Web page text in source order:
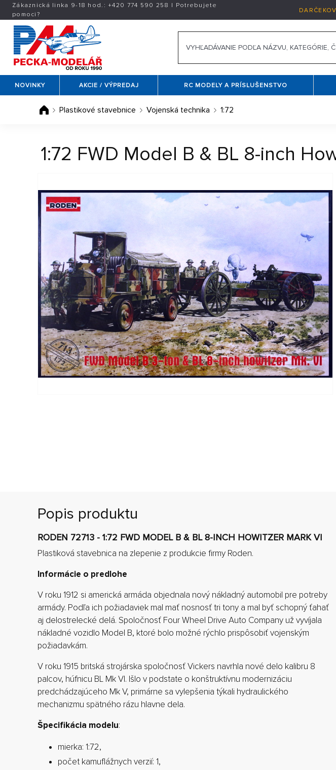
Zákaznická linka 9-18 hod.:+420 774 590 258 | Potrebujete
pomoci?
NOVINKY AKCIE / VÝPREDAJ RC MODELY A PRÍSLUŠENSTVO
Plastikové stavebnice Vojenská technika 1:72
1:72 FWD Model B & BL 8-inch
Popis produktu
RODEN 72713 - 1:72 FWD MODEL B & BL 8-INCH HOWITZER MARK VI
Plastiková stavebnica na zlepenie z produkcie firmy Roden.
Informácie o predlohe
V roku 1912 si americká armáda objednala nový nákladný automobil pre potreby
armády. Podľa ich požiadaviek mal mať nosnosť tri tony a mal byť schopný ťahať
aj delostrelecké delá. Spoločnosť Four Wheel Drive Auto Company už vyvíjala
nákladné vozidlo Model B, ktoré bolo možné rýchlo prispôsobiť vojenským
požiadavkám.
V roku 1915 britská strojárska spoločnosť Vickers navrhla nové delo kalibru 8
palcov, húfnicu BL Mk VI. Išlo v podstate o konštruktívnu modernizáciu
predchádzajúceho Mk V, primárne sa vylepšenia týkali hydraulického
mechanizmu spätného rázu hlavne dela.
Špecifikácia modelu:
mierka: 1:72,
počet kamuflážnych verzií: 1,